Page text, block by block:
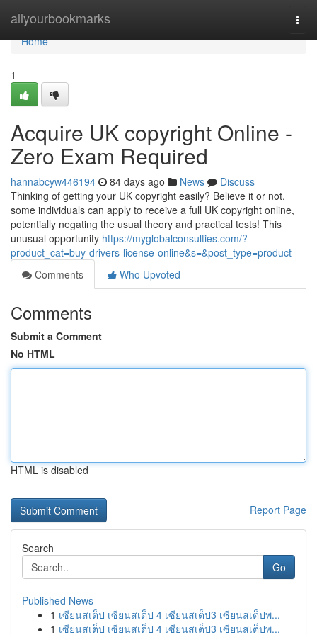
allyourbookmarks
Home
Home
1
Acquire UK copyright Online -
Zero Exam Required
hannabcyw446194 84 days ago News
Discuss
Thinking of getting your UK copyright easily? Believe it or not,
some individuals can apply to receive a full UK copyright online,
potentially negating the usual theory and practical tests! This
unusual opportunity https://myglobalconsulties.com/?
product_cat=buy-drivers-license-online&s=&post_type=product
Comments
Who Upvoted
Comments
Submit a Comment
No HTML
HTML is disabled
Report Page
Search
Go
Published News
1 เซียนสเต็ป เซียนสเต็ป 4 เซียนสเต็ป3 เซียนสเต็ปพ...
1 เซียนสเต็ป เซียนสเต็ป 4 เซียนสเต็ป3 เซียนสเต็ปพ...